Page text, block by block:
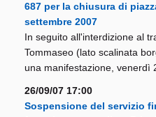
687 per la chiusura di
settembre 2007
In seguito all'interdizione al
Tommaseo (lato scalinata
una manifestazione, venerdì
26/09/07 17:00
Sospensione del servizio